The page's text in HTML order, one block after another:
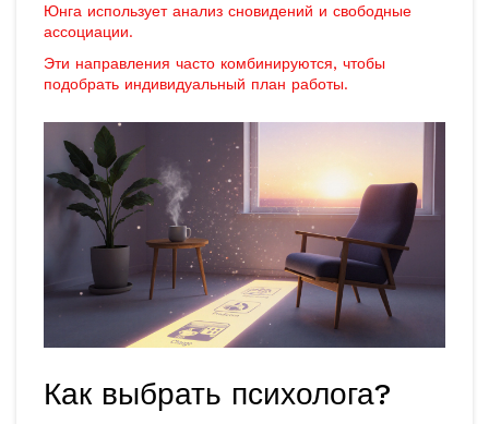
Юнга использует анализ сновидений и свободные
ассоциации.
Эти направления часто комбинируются, чтобы
подобрать индивидуальный план работы.
Как выбрать психолога?